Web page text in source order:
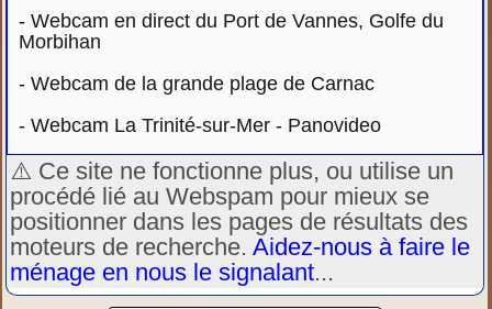
-Webcam en direct du Port de Vannes, Golfe du
Morbihan
-Webcam de la grande plage de Carnac
-Webcam La Trinité-sur-Mer - Panovideo
⚠️ Ce site ne fonctionne plus, ou utilise un
procédé lié au Webspam pour mieux se
positionner dans les pages de résultats des
moteurs de recherche.Aidez-nous à faire le
ménage en nous le signalant...